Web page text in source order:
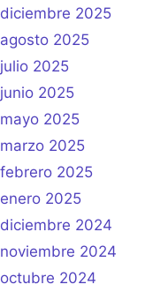
diciembre 2025
agosto 2025
julio 2025
junio 2025
mayo 2025
marzo 2025
febrero 2025
enero 2025
diciembre 2024
noviembre 2024
octubre 2024